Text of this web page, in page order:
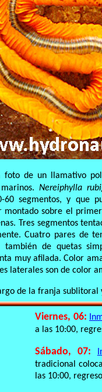
foto de un llamativo
Nereiphylla
60 segmentos, y que
montado sobre el
Tres segmentos
Cuatro pares de
también de quetas
muy afilada. Color
laterales son de color
de la franja sublitoral
Viernes, 06:
a las 10:00,
Sábado, 07:
tradicional
las 10:00,